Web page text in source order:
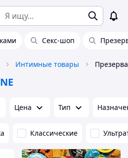
Секс-шоп
Интимные товары
Цена Тип
Классические